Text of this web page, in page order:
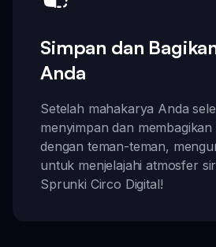
Simpan dan
Anda
Setelah mahakarya Anda
menyimpan dan
dengan teman-teman,
untuk menjelajahi atmosfer
Sprunki Circo Digital!